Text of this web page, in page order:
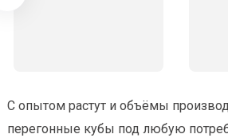
С опытом растут и объёмы
перегонные кубы под любую